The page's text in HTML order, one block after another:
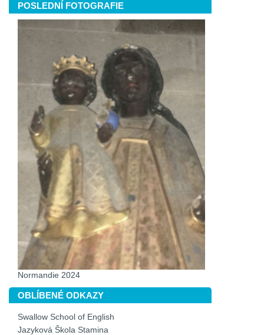
POSLEDNÍ FOTOGRAFIE
Normandie 2024
OBLÍBENÉ ODKAZY
Swallow School of English
Jazyková Škola Stamina